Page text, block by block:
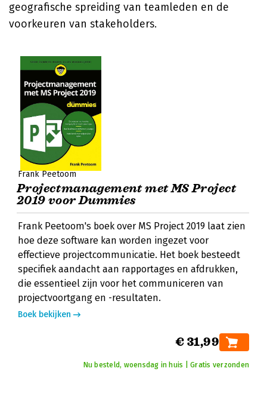
geografische spreiding van teamleden en de
voorkeuren van stakeholders.
Frank Peetoom
Projectmanagement met MS Project
2019 voor Dummies
Frank Peetoom's boek over MS Project 2019 laat zien
hoe deze software kan worden ingezet voor
effectieve projectcommunicatie. Het boek besteedt
specifiek aandacht aan rapportages en afdrukken,
die essentieel zijn voor het communiceren van
projectvoortgang en -resultaten.
Boek bekijken
€ 31,99
Nu besteld, woensdag in huis | Gratis verzonden